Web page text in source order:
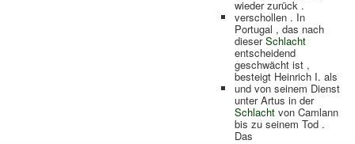
wieder zurück .
verschollen . In
Portugal , das nach
dieserSchlacht
entscheidend
geschwächt ist ,
besteigt Heinrich I. als
und von seinem Dienst
unter Artus in der
Schlacht von Camlann
bis zu seinem Tod .
Das